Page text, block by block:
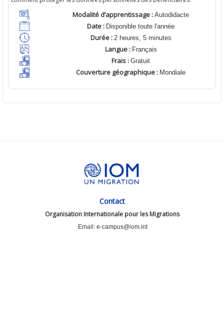
Modalité d’apprentissage : Autodidacte
Date : Disponible toute l'année
Durée : 2 heures, 5 minutes
Langue : Français
Frais : Gratuit
Couverture géographique : Mondiale
Contact
Organisation Internationale pour les Migrations
Email: e-campus@iom.int